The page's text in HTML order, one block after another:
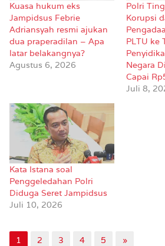
Kuasa hukum eks
Jampidsus Febrie
Adriansyah resmi ajukan
dua praperadilan – Apa
latar belakangnya?
Agustus 6, 2026
Polri
Korupsi
PLTU ke
Negara
Capai
Juli 8,
Kata Istana soal
Penggeledahan Polri
Diduga Seret Jampidsus
Juli 10, 2026
1 2 3 4 5 »